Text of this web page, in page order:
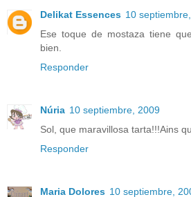
Delikat Essences 10
Ese toque de mostaza tiene
bien.
Responder
Núria 10 septiembre, 2009
Sol, que maravillosa tarta!!!Ains
Responder
Maria Dolores 10 septiembre,